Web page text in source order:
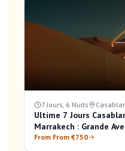
7 Jours, 6 Nuits
Ultime 7 Jours
Marrakech : Grande
From From €750